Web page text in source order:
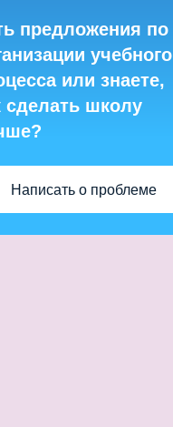
предложения по
учебного
или знаете,
сделать школу
Написать о проблеме